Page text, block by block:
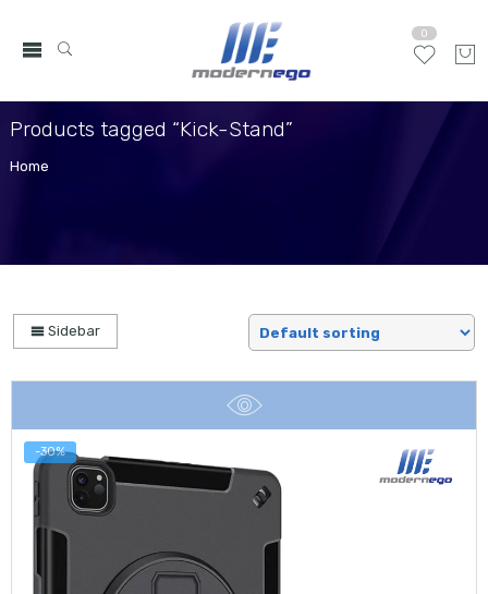
0
Products tagged “Kick-Stand”
Home
Sidebar
-30%